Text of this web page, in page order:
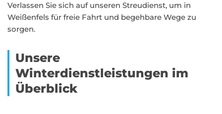
Verlassen Sie sich auf unseren Streudienst, um in
Weißenfels für freie Fahrt und begehbare Wege zu
sorgen.
Unsere
Winterdienstleistungen im
Überblick